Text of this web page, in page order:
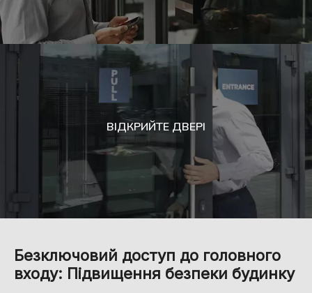
ВІДКРИЙТЕ ДВЕРІ
Безключовий доступ до головного
входу: Підвищення безпеки будинку